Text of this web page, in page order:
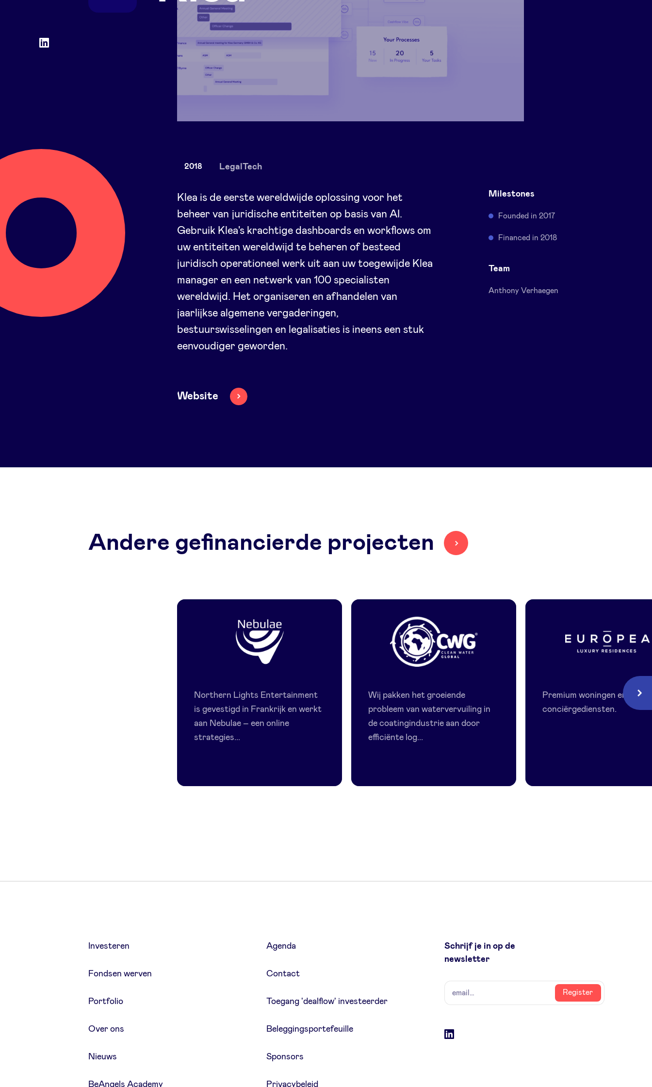
2018 LegalTech
Klea is de eerste wereldwijde oplossing voor het
beheer van juridische entiteiten op basis van AI.
Gebruik Klea's krachtige dashboards en workflows om
uw entiteiten wereldwijd te beheren of besteed
juridisch operationeel werk uit aan uw toegewijde Klea
manager en een netwerk van 100 specialisten
wereldwijd. Het organiseren en afhandelen van
jaarlijkse algemene vergaderingen,
bestuurswisselingen en legalisaties is ineens een stuk
eenvoudiger geworden.
Website
Milestones
Founded in 2017
Financed in 2018
Team
Anthony Verhaegen
Andere gefinancierde projecten
Lights
Entertainment
Northern Lights Entertainment
is gevestigd in Frankrijk en werkt
aan Nebulae – een online
strategies...
Wij pakken het groeiende
probleem van watervervuiling in
de coatingindustrie aan door
efficiënte log...
Residences
Premium woningen en
conciërgediensten.
Investeren
Fondsen werven
Portfolio
Over ons
Nieuws
BeAngels Academy
Agenda
Contact
Toegang 'dealflow' investeerder
Beleggingsportefeuille
Sponsors
Privacybeleid
Schrijf je in op de
newsletter
naam
email
Register
Social
LinkedIn
Social
LinkedIn